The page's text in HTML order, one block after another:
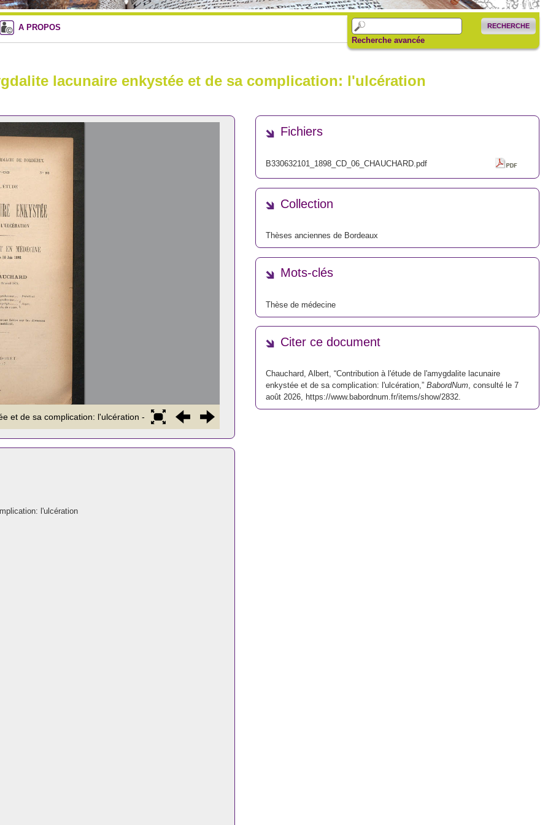
RECHERCHE
Recherche avancée
A PROPOS
lacunaire enkystée et de sa complication: l'ulcération
l'ulcération
Fichiers
B330632101_1898_CD_06_CHAUCHARD.pdf
Collection
Thèses anciennes de Bordeaux
Mots-clés
Thèse de médecine
Citer ce document
Chauchard, Albert, “Contribution à l'étude de l'amygdalite lacunaire
enkystée et de sa complication: l'ulcération,” BabordNum, consulté le 7
août 2026, https://www.babordnum.fr/items/show/2832.